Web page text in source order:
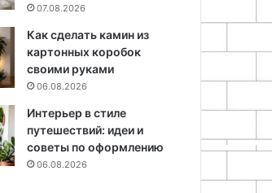
07.08.2026
Как сделать камин из
картонных коробок
своими руками
06.08.2026
Интерьер в стиле
путешествий: идеи и
советы по оформлению
06.08.2026